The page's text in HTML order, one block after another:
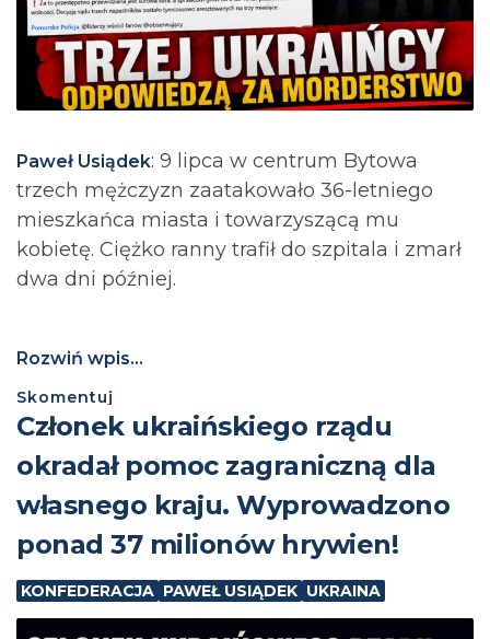
Paweł Usiądek: 9 lipca w centrum Bytowa
trzech mężczyzn zaatakowało 36-letniego
mieszkańca miasta i towarzyszącą mu
kobietę. Ciężko ranny trafił do szpitala i zmarł
dwa dni później.
Rozwiń wpis...
Skomentuj
Członek ukraińskiego rządu
okradał pomoc zagraniczną dla
własnego kraju. Wyprowadzono
ponad 37 milionów hrywien!
KONFEDERACJA PAWEŁ USIĄDEK UKRAINA